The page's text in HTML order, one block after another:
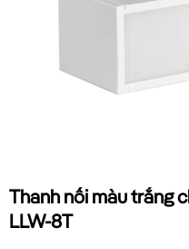
Thanh nối màu trắng
LLW-8T